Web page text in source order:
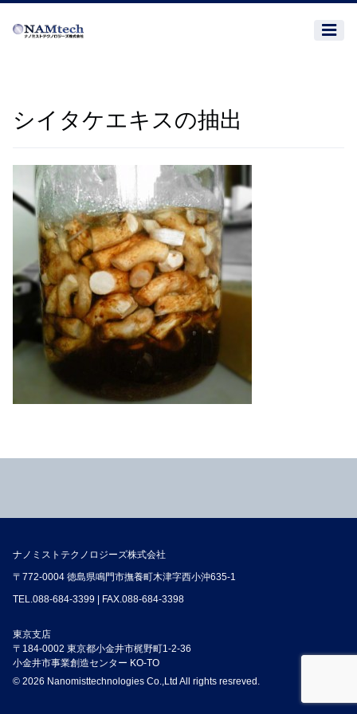
シイタケエキスの抽出
ナノミストテクノロジーズ株式会社
〒772-0004 徳島県鳴門市撫養町木津字西小沖635-1
TEL.088-684-3399 | FAX.088-684-3398
東京支店
〒184-0002 東京都小金井市梶野町1-2-36
小金井市事業創造センター KO-TO
© 2026 Nanomisttechnologies Co.,Ltd All rights resreved.